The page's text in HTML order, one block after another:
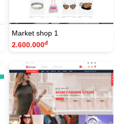
Market shop 1
2.600.000đ